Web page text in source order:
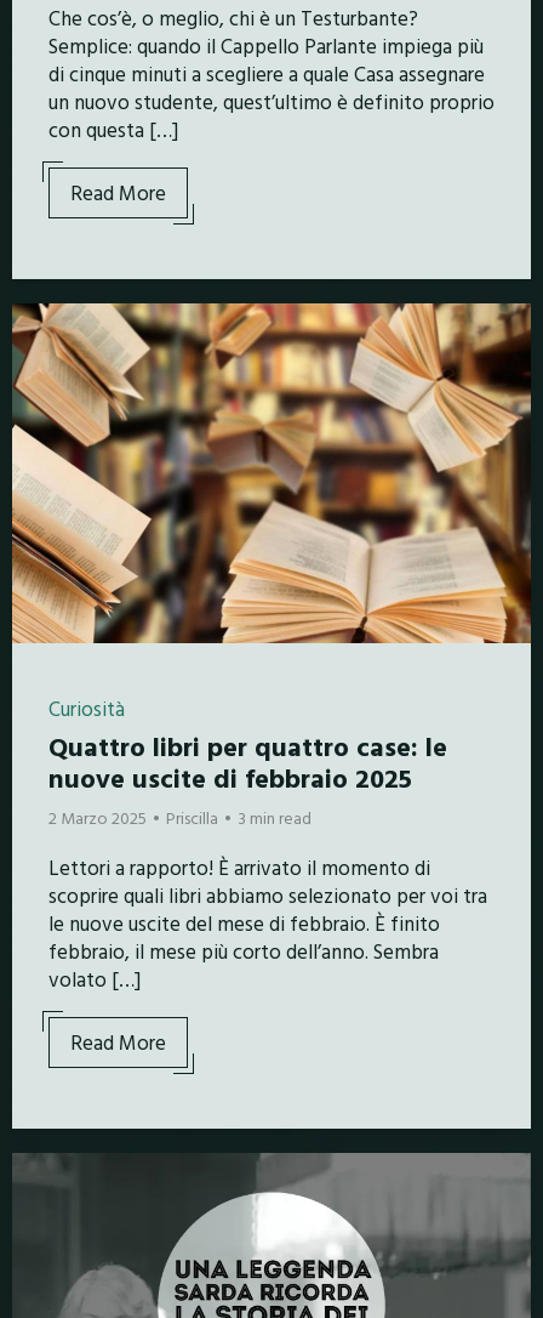
Che cos’è, o meglio, chi è un Testurbante?
Semplice: quando il Cappello Parlante impiega più
di cinque minuti a scegliere a quale Casa assegnare
un nuovo studente, quest’ultimo è definito proprio
con questa […]
Read More
Curiosità
Quattro libri per quattro case: le
nuove uscite di febbraio 2025
2 Marzo 2025 Priscilla 3 min read
Lettori a rapporto! È arrivato il momento di
scoprire quali libri abbiamo selezionato per voi tra
le nuove uscite del mese di febbraio. È finito
febbraio, il mese più corto dell’anno. Sembra
volato […]
Read More